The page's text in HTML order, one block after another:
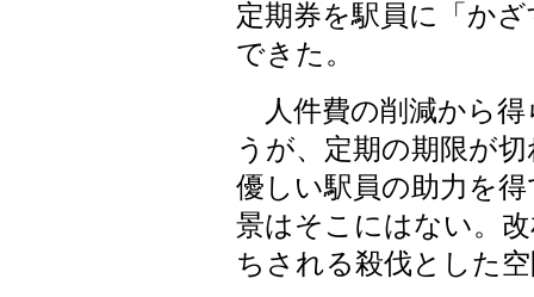
定期券を駅員に「か
できた。
人件費の削減から得
うが、定期の期限が
優しい駅員の助力を
景はそこにはない。
ちされる殺伐とした